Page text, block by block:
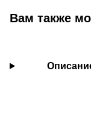
Вам также